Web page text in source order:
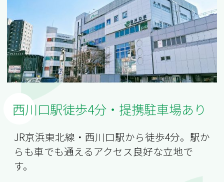
西川口駅徒歩4分・提携駐車場あり
JR京浜東北線・西川口駅から徒歩4分。駅か
らも車でも通えるアクセス良好な立地で
す。